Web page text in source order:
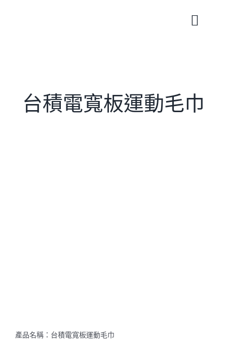
Toggle
台積電寬板運動毛巾
產品名稱：台積電寬板運動毛巾